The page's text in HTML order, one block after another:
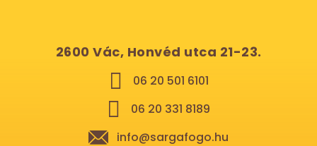
2600 Vác, Honvéd utca 21-23.
06 20 501 6101
06 20 331 8189
info@sargafogo.hu